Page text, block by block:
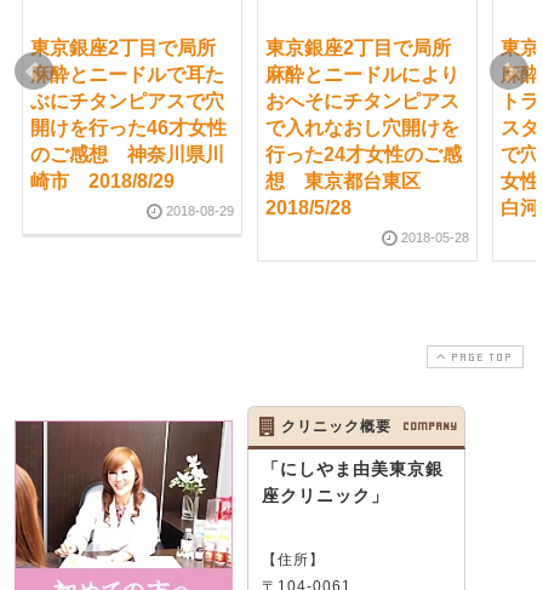
東京銀座2丁目で局所
麻酔とニードルで耳た
ぶにチタンピアスで穴
開けを行った46才女性
のご感想 神奈川県川
崎市 2018/8/29
2018-08-29
東京銀座2丁目で局所
麻酔とニードルにより
おへそにチタンピアス
で入れなおし穴開けを
行った24才女性のご感
想 東京都台東区
2018/5/28
2018-05-28
東
麻
ト
ス
で
女
白
PAGE TOP
クリニック概要 COMPANY
「にしやま由美東京銀
座クリニック」
【住所】